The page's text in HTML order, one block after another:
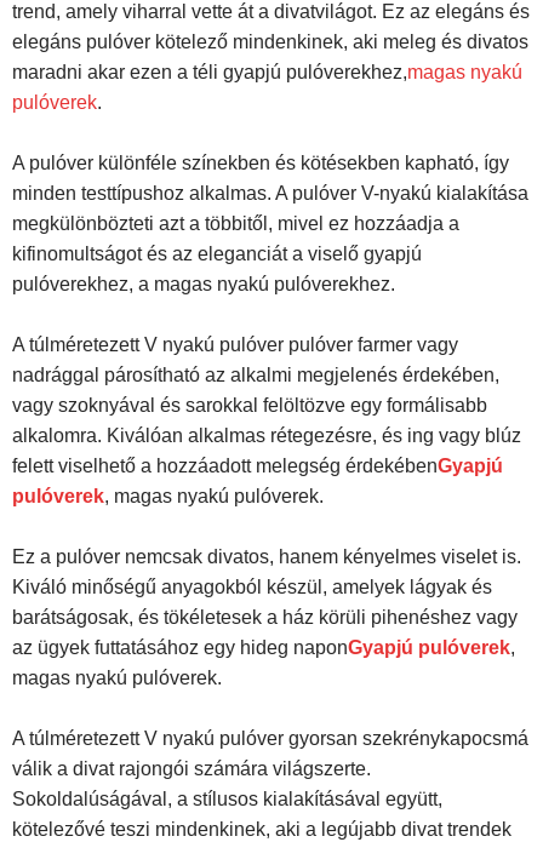
trend, amely viharral vette át a divatvilágot. Ez az elegáns és
elegáns pulóver kötelező mindenkinek, aki meleg és divatos
maradni akar ezen a téli gyapjú pulóverekhez,magas nyakú
pulóverek.
A pulóver különféle színekben és kötésekben kapható, így
minden testtípushoz alkalmas. A pulóver V-nyakú kialakítása
megkülönbözteti azt a többitől, mivel ez hozzáadja a
kifinomultságot és az eleganciát a viselő gyapjú
pulóverekhez, a magas nyakú pulóverekhez.
A túlméretezett V nyakú pulóver pulóver farmer vagy
nadrággal párosítható az alkalmi megjelenés érdekében,
vagy szoknyával és sarokkal felöltözve egy formálisabb
alkalomra. Kiválóan alkalmas rétegezésre, és ing vagy blúz
felett viselhető a hozzáadott melegség érdekébenGyapjú
pulóverek, magas nyakú pulóverek.
Ez a pulóver nemcsak divatos, hanem kényelmes viselet is.
Kiváló minőségű anyagokból készül, amelyek lágyak és
barátságosak, és tökéletesek a ház körüli pihenéshez vagy
az ügyek futtatásához egy hideg naponGyapjú pulóverek,
magas nyakú pulóverek.
A túlméretezett V nyakú pulóver gyorsan szekrénykapocsmá
válik a divat rajongói számára világszerte.
Sokoldalúságával, a stílusos kialakításával együtt,
kötelezővé teszi mindenkinek, aki a legújabb divat trendek